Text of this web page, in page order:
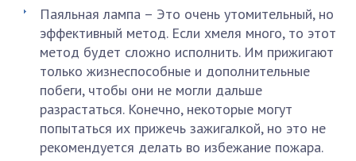
Паяльная лампа – Это очень утомительный, но
эффективный метод. Если хмеля много, то этот
метод будет сложно исполнить. Им прижигают
только жизнеспособные и дополнительные
побеги, чтобы они не могли дальше
разрастаться. Конечно, некоторые могут
попытаться их прижечь зажигалкой, но это не
рекомендуется делать во избежание пожара.